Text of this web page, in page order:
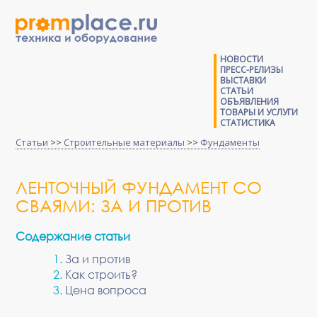
НОВОСТИ
ПРЕСС-РЕЛИЗЫ
ВЫСТАВКИ
СТАТЬИ
ОБЪЯВЛЕНИЯ
ТОВАРЫ И УСЛУГИ
СТАТИСТИКА
Статьи >> Строительные материалы >> Фундаменты
ЛЕНТОЧНЫЙ ФУНДАМЕНТ СО
СВАЯМИ: ЗА И ПРОТИВ
Содержание статьи
За и против
Как строить?
Цена вопроса